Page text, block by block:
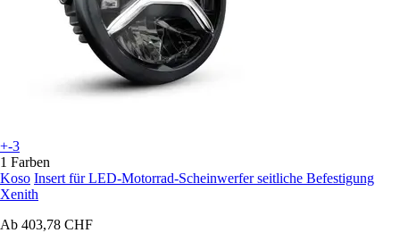
+-3
1 Farben
Koso Insert für LED-Motorrad-Scheinwerfer seitliche Befestigung
Xenith
Ab 403,78 CHF